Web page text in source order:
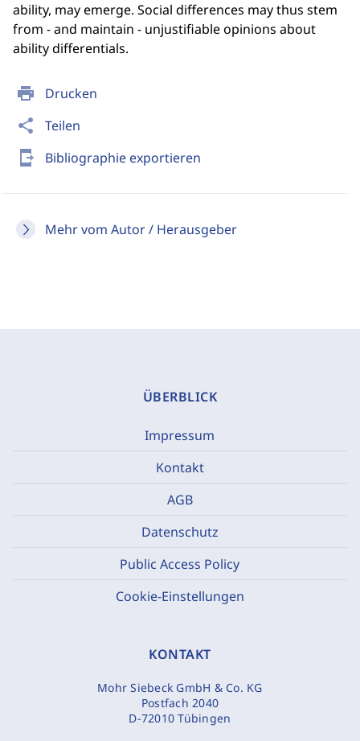
print Drucken
share Teilen
send_to_mobile Bibliographie exportieren
Mehr vom Autor / Herausgeber
ability, may emerge. Social differences may thus stem
from - and maintain - unjustifiable opinions about
ability differentials.
ÜBERBLICK
Impressum
Kontakt
AGB
Datenschutz
Public Access Policy
Cookie-Einstellungen
KONTAKT
Mohr Siebeck GmbH & Co. KG
Postfach 2040
D-72010 Tübingen